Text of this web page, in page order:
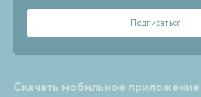
Скачать мобильное приложение